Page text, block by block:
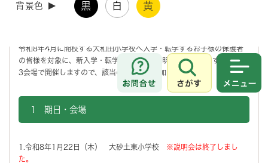
背景色 黒 白 黄
お問合せ
さがす
※令和8年3月18日更新※
説明会及びフォームからの質問に対する回答
令和8年4月に開校する大和田小学校へ入学・転学するお子様の保護者
の皆様を対象に、新入学・転学児童保護者説明会を開催します。
3会場で開催しますので、該当の会場で御参加ください。
1 期日・会場
1.令和8年1月22日（木） 大砂土東小学校 ※説明会は終了しまし
た。